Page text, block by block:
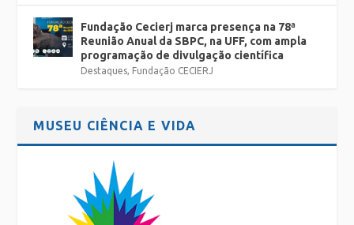
Fundação Cecierj marca presença na 78ª
Reunião Anual da SBPC, na UFF, com ampla
programação de divulgação científica
Destaques, Fundação CECIERJ
MUSEU CIÊNCIA E VIDA